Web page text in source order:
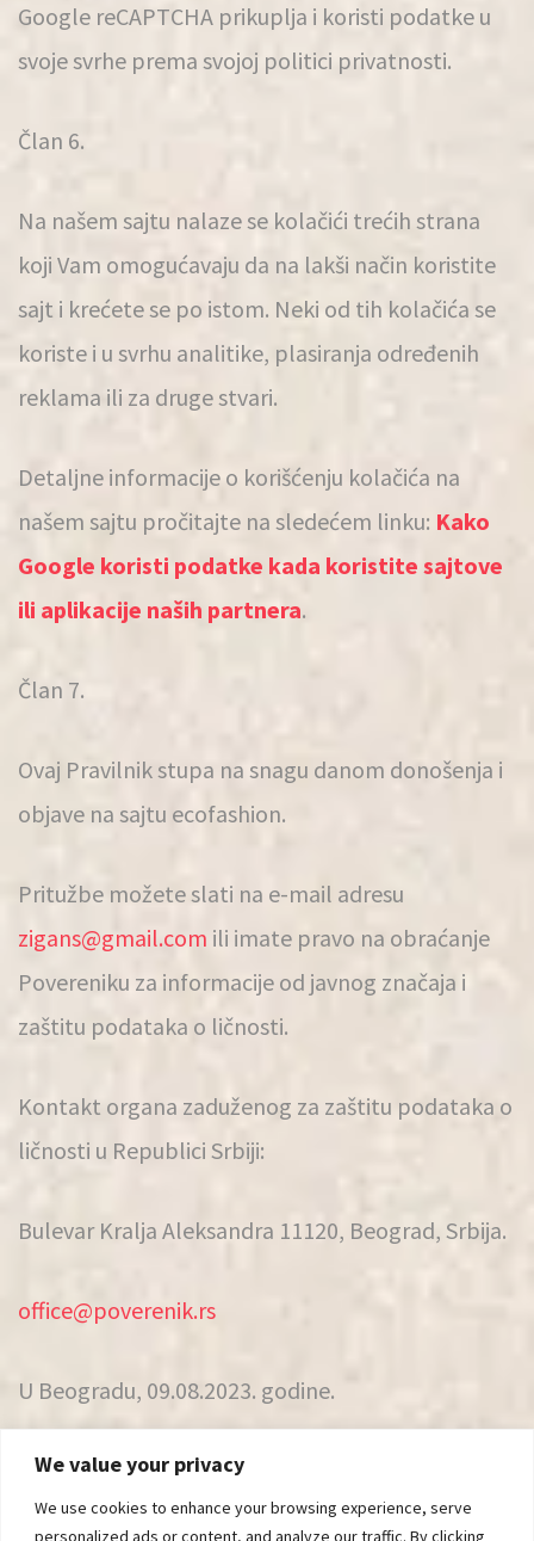
We value your privacy
We use cookies to enhance your browsing experience, serve
personalized ads or content, and analyze our traffic. By clicking
Google reCAPTCHA prikuplja i koristi podatke u
svoje svrhe prema svojoj politici privatnosti.
Član 6.
Na našem sajtu nalaze se kolačići trećih strana
koji Vam omogućavaju da na lakši način koristite
sajt i krećete se po istom. Neki od tih kolačića se
koriste i u svrhu analitike, plasiranja određenih
reklama ili za druge stvari.
Detaljne informacije o korišćenju kolačića na
našem sajtu pročitajte na sledećem linku: Kako
Google koristi podatke kada koristite sajtove
ili aplikacije naših partnera.
Član 7.
Ovaj Pravilnik stupa na snagu danom donošenja i
objave na sajtu ecofashion.
Pritužbe možete slati na e-mail adresu
zigans@gmail.com ili imate pravo na obraćanje
Povereniku za informacije od javnog značaja i
zaštitu podataka o ličnosti.
Kontakt organa zaduženog za zaštitu podataka o
ličnosti u Republici Srbiji:
Bulevar Kralja Aleksandra 11120, Beograd, Srbija.
office@poverenik.rs
U Beogradu, 09.08.2023. godine.